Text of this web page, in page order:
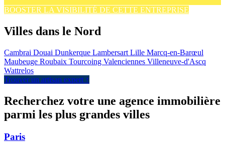
BOOSTER LA VISIBILITÉ DE CETTE ENTREPRISE
Villes dans le Nord
Cambrai Douai Dunkerque Lambersart Lille Marcq-en-Barœul
Maubeuge Roubaix Tourcoing Valenciennes Villeneuve-d'Ascq
Wattrelos
Trouver un artisan expert ↑
Recherchez votre une agence immobilière
parmi les plus grandes villes
Paris